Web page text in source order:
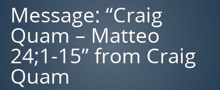
Message: “Craig
Quam – Matteo
24;1-15” from Craig
Quam